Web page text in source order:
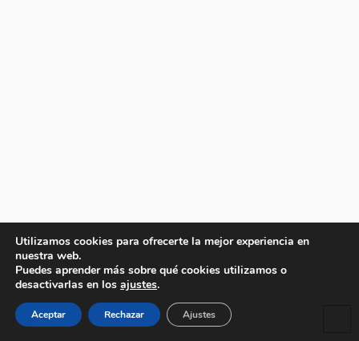
Utilizamos cookies para ofrecerte la mejor experiencia en
nuestra web.
Puedes aprender más sobre qué cookies utilizamos o
desactivarlas en los ajustes.
Aceptar Rechazar Ajustes